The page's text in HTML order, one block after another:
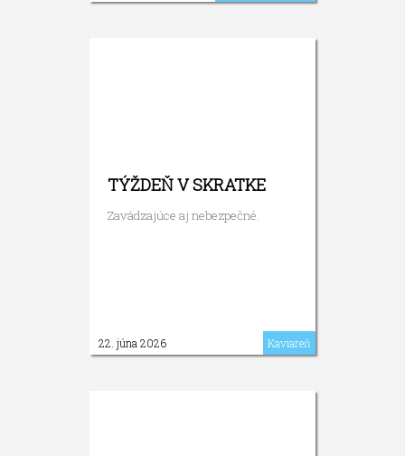
TÝŽDEŇ V SKRATKE
Zavádzajúce aj nebezpečné.
22. júna 2026 Kaviareň